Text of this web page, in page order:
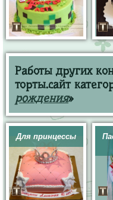
Работы других
торты.сайт
рождения»
Для принцессы